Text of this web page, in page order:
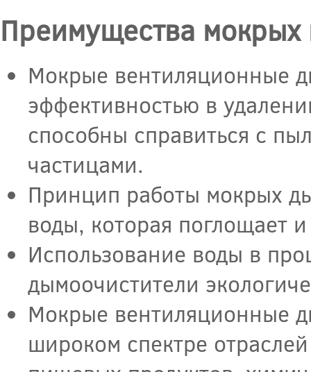
Преимущества мокрых
Мокрые вентиляционные
эффективностью в
способны справиться с
частицами.
Принцип работы мокрых
воды, которая поглощает
Использование воды в
дымоочистители
Мокрые вентиляционные
широком спектре